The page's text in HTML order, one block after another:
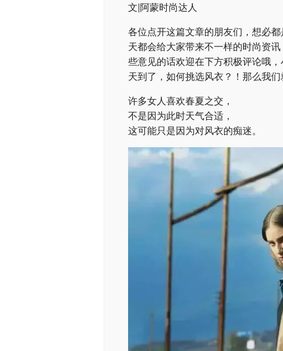
文|阿蒙时尚达人
各位点开这篇文章的朋友们，想必
天都会给大家带来不一样的时尚资
些意见的话欢迎在下方积极评论哦
天到了，如何挑选风衣？！那么我们
许多女人喜欢春夏之交，
不是因为此时天气合适，
这可能只是因为对风衣的痴迷。